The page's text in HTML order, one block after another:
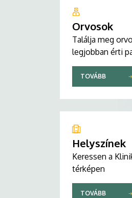
Orvosok
Találja meg
legjobban érti
TOVÁBB
Helyszínek
Keressen a
térképen
TOVÁBB